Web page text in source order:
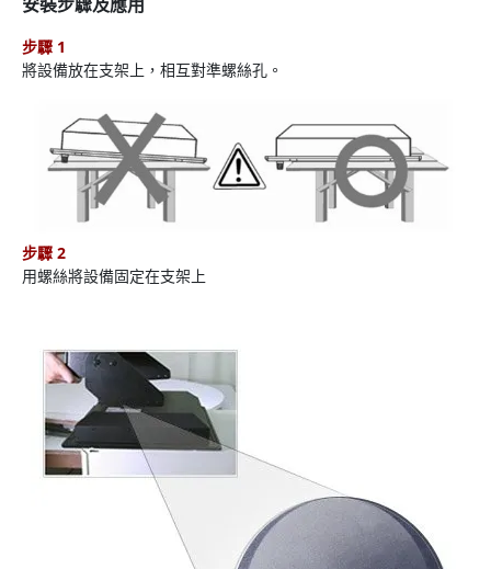
步驟 1
將設備放在支架上，相互對準螺絲孔。
步驟 2
用螺絲將設備固定在支架上